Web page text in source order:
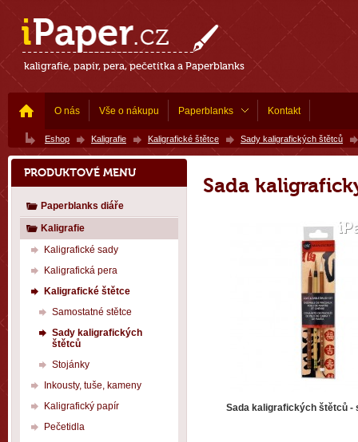
kaligrafie, papír, pera, pečetítka a Paperblanks
O nás Vše o nákupu Paperblanks Kontakt
Eshop Kaligrafie Kaligrafické štětce Sady kaligrafických štětců
Sada
Sada kaligrafických štětců -
PRODUKTOVÉ MENU
Paperblanks diáře
Kaligrafie
Kaligrafické sady
Kaligrafická pera
Kaligrafické štětce
Samostatné stětce
Sady kaligrafických
štětců
Stojánky
Inkousty, tuše, kameny
Kaligrafický papír
Pečetidla